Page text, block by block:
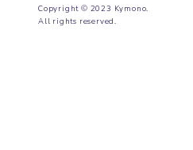
Copyright © 2023 Kymono.
All rights reserved.